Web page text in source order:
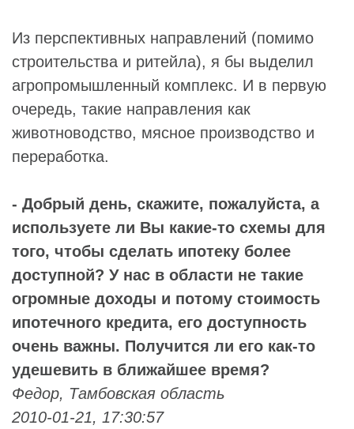
Из перспективных направлений (помимо
строительства и ритейла), я бы выделил
агропромышленный комплекс. И в первую
очередь, такие направления как
животноводство, мясное производство и
переработка.
- Добрый день, скажите, пожалуйста, а
используете ли Вы какие-то схемы для
того, чтобы сделать ипотеку более
доступной? У нас в области не такие
огромные доходы и потому стоимость
ипотечного кредита, его доступность
очень важны. Получится ли его как-то
удешевить в ближайшее время?
Федор, Тамбовская область
2010-01-21, 17:30:57